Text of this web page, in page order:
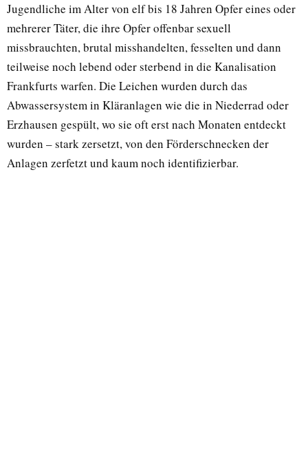
Jugendliche im Alter von elf bis 18 Jahren Opfer eines oder
mehrerer Täter, die ihre Opfer offenbar sexuell
missbrauchten, brutal misshandelten, fesselten und dann
teilweise noch lebend oder sterbend in die Kanalisation
Frankfurts warfen. Die Leichen wurden durch das
Abwassersystem in Kläranlagen wie die in Niederrad oder
Erzhausen gespült, wo sie oft erst nach Monaten entdeckt
wurden – stark zersetzt, von den Förderschnecken der
Anlagen zerfetzt und kaum noch identifizierbar.